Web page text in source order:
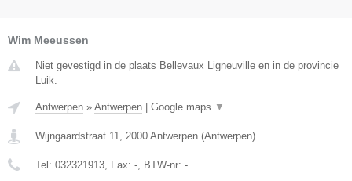
Wim Meeussen
Niet gevestigd in de plaats Bellevaux Ligneuville en in de provincie
Luik.
Antwerpen » Antwerpen Google maps ▼
Wijngaardstraat 11, 2000 Antwerpen (Antwerpen)
Tel: 032321913, Fax: -, BTW-nr: -